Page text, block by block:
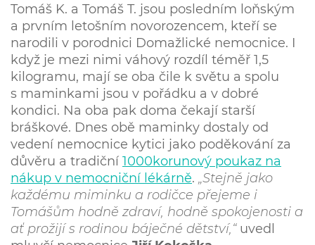
Tomáš K. a Tomáš T. jsou posledním loňským
a prvním letošním novorozencem, kteří se
narodili v porodnici Domažlické nemocnice. I
když je mezi nimi váhový rozdíl téměř 1,5
kilogramu, mají se oba čile k světu a spolu
s maminkami jsou v pořádku a v dobré
kondici. Na oba pak doma čekají starší
bráškové. Dnes obě maminky dostaly od
vedení nemocnice kytici jako poděkování za
důvěru a tradiční 1000korunový poukaz na
nákup v nemocniční lékárně. „Stejně jako
každému miminku a rodičce přejeme i
Tomášům hodně zdraví, hodně spokojenosti a
ať prožijí s rodinou báječné dětství,“uvedl